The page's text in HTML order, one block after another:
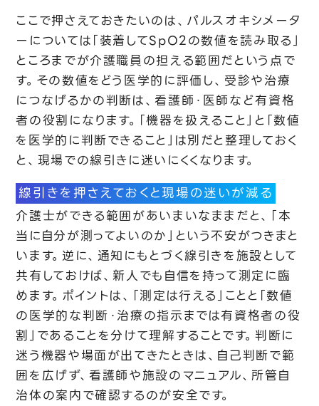
ここで押さえておきたいのは、パルスオキシメータ
ーについては「装着してSpO2の数値を読み取る」
ところまでが介護職員の担える範囲だという点で
す。その数値をどう医学的に評価し、受診や治療
につなげるかの判断は、看護師・医師など有資格
者の役割になります。「機器を扱えること」と「数値
を医学的に判断できること」は別だと整理しておく
と、現場での線引きに迷いにくくなります。
線引きを押さえておくと現場の迷いが減る
介護士ができる範囲があいまいなままだと、「本
当に自分が測ってよいのか」という不安がつきまと
います。逆に、通知にもとづく線引きを施設として
共有しておけば、新人でも自信を持って測定に臨
めます。ポイントは、「測定は行える」ことと「数値
の医学的な判断・治療の指示までは有資格者の役
割」であることを分けて理解することです。判断に
迷う機器や場面が出てきたときは、自己判断で範
囲を広げず、看護師や施設のマニュアル、所管自
治体の案内で確認するのが安全です。